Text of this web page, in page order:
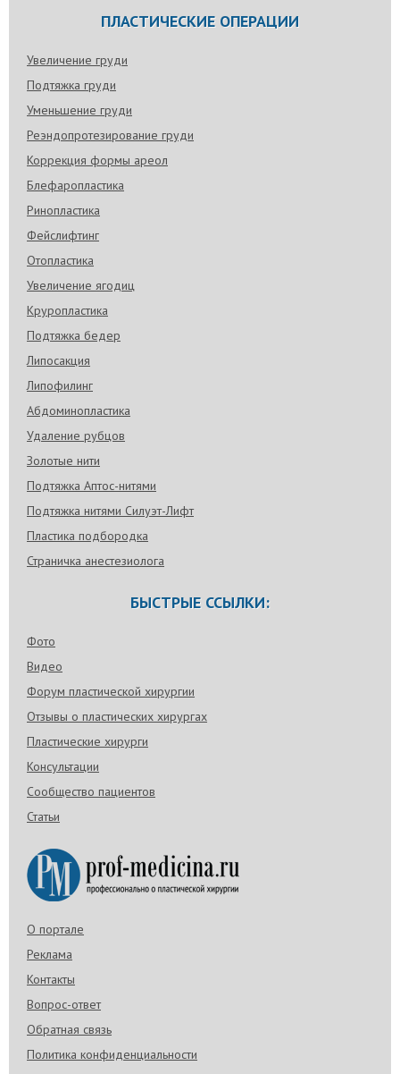
ПЛАСТИЧЕСКИЕ ОПЕРАЦИИ
Увеличение груди
Подтяжка груди
Уменьшение груди
Реэндопротезирование груди
Коррекция формы ареол
Блефаропластика
Ринопластика
Фейслифтинг
Отопластика
Увеличение ягодиц
Круропластика
Подтяжка бедер
Липосакция
Липофилинг
Абдоминопластика
Удаление рубцов
Золотые нити
Подтяжка Аптос-нитями
Подтяжка нитями Силуэт-Лифт
Пластика подбородка
Страничка анестезиолога
БЫСТРЫЕ ССЫЛКИ:
Фото
Видео
Форум пластической хирургии
Отзывы о пластических хирургах
Пластические хирурги
Консультации
Сообщество пациентов
Статьи
О портале
Реклама
Контакты
Вопрос-ответ
Обратная связь
Политика конфиденциальности